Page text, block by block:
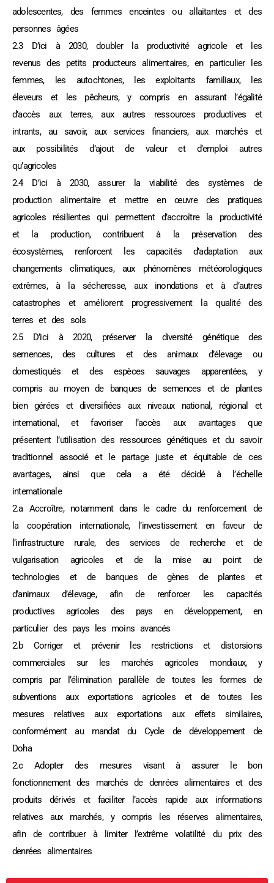
adolescentes, des femmes enceintes ou allaitantes et des
personnes âgées
2.3 D’ici à 2030, doubler la productivité agricole et les
revenus des petits producteurs alimentaires, en particulier les
femmes, les autochtones, les exploitants familiaux, les
éleveurs et les pêcheurs, y compris en assurant l’égalité
d’accès aux terres, aux autres ressources productives et
intrants, au savoir, aux services financiers, aux marchés et
aux possibilités d’ajout de valeur et d’emploi autres
qu’agricoles
2.4 D’ici à 2030, assurer la viabilité des systèmes de
production alimentaire et mettre en œuvre des pratiques
agricoles résilientes qui permettent d’accroître la productivité
et la production, contribuent à la préservation des
écosystèmes, renforcent les capacités d’adaptation aux
changements climatiques, aux phénomènes météorologiques
extrêmes, à la sécheresse, aux inondations et à d’autres
catastrophes et améliorent progressivement la qualité des
terres et des sols
2.5 D’ici à 2020, préserver la diversité génétique des
semences, des cultures et des animaux d’élevage ou
domestiqués et des espèces sauvages apparentées, y
compris au moyen de banques de semences et de plantes
bien gérées et diversifiées aux niveaux national, régional et
international, et favoriser l’accès aux avantages que
présentent l’utilisation des ressources génétiques et du savoir
traditionnel associé et le partage juste et équitable de ces
avantages, ainsi que cela a été décidé à l’échelle
internationale
2.a Accroître, notamment dans le cadre du renforcement de
la coopération internationale, l’investissement en faveur de
l’infrastructure rurale, des services de recherche et de
vulgarisation agricoles et de la mise au point de
technologies et de banques de gènes de plantes et
d’animaux d’élevage, afin de renforcer les capacités
productives agricoles des pays en développement, en
particulier des pays les moins avancés
2.b Corriger et prévenir les restrictions et distorsions
commerciales sur les marchés agricoles mondiaux, y
compris par l’élimination parallèle de toutes les formes de
subventions aux exportations agricoles et de toutes les
mesures relatives aux exportations aux effets similaires,
conformément au mandat du Cycle de développement de
Doha
2.c Adopter des mesures visant à assurer le bon
fonctionnement des marchés de denrées alimentaires et des
produits dérivés et faciliter l’accès rapide aux informations
relatives aux marchés, y compris les réserves alimentaires,
afin de contribuer à limiter l’extrême volatilité du prix des
denrées alimentaires